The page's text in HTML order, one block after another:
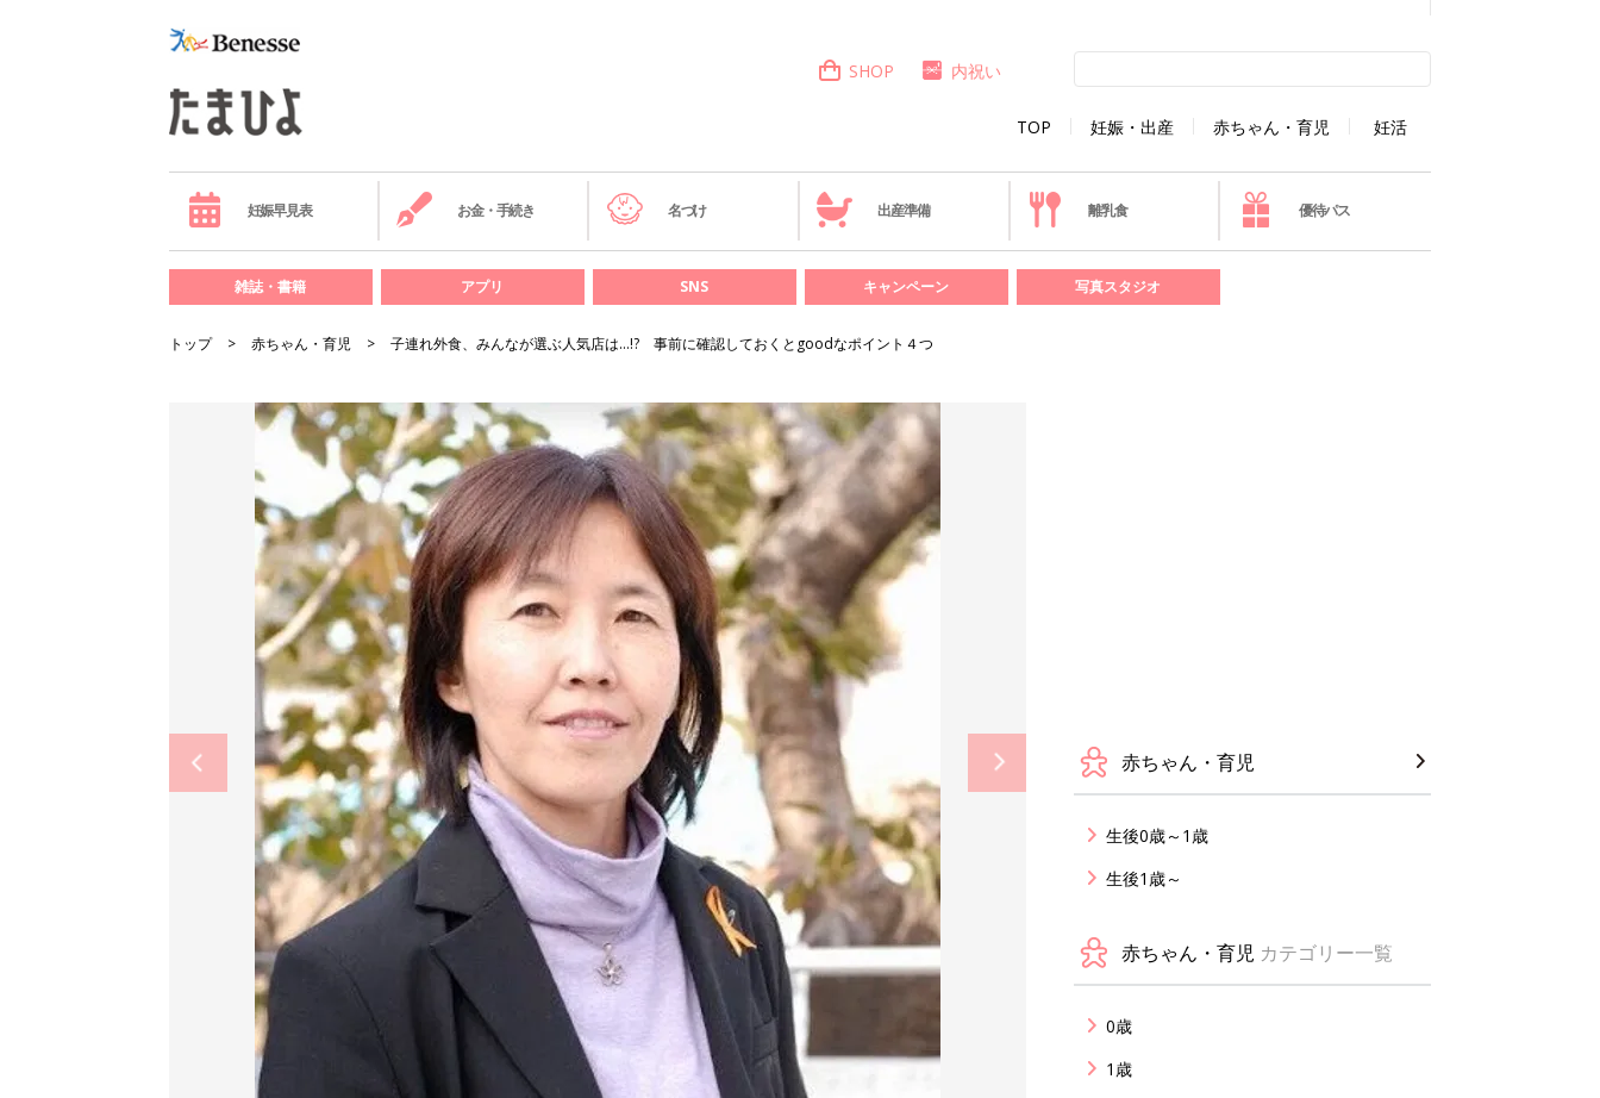
TOP 妊娠・出産 赤ちゃん・育児 妊活
SHOP 内祝い
妊娠早見表 お金・手続き 名づけ 出産準備 離乳食 優待パス
雑誌・書籍 アプリ SNS キャンペーン 写真スタジオ
トップ 赤ちゃん・育児 子連れ外食、みんなが選ぶ人気店は…!? 事前に確認しておくとgoodなポイント４つ
赤ちゃん・育児
生後0歳～1歳
生後1歳～
赤ちゃん・育児 カテゴリー一覧
0歳
1歳